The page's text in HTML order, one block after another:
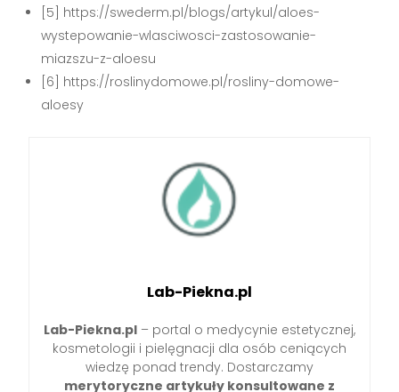
[5] https://swederm.pl/blogs/artykul/aloes-
wystepowanie-wlasciwosci-zastosowanie-
miazszu-z-aloesu
[6] https://roslinydomowe.pl/rosliny-domowe-
aloesy
Lab-Piekna.pl
Lab-Piekna.pl – portal o medycynie estetycznej,
kosmetologii i pielęgnacji dla osób ceniących
wiedzę ponad trendy. Dostarczamy
merytoryczne artykuły konsultowane z